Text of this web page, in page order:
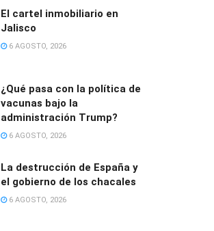
El cartel inmobiliario en
Jalisco
6 AGOSTO, 2026
¿Qué pasa con la política de
vacunas bajo la
administración Trump?
6 AGOSTO, 2026
La destrucción de España y
el gobierno de los chacales
6 AGOSTO, 2026